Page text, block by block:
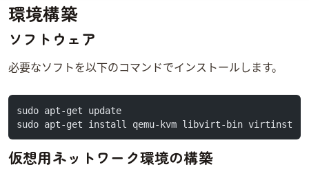
環境構築
ソフトウェア
必要なソフトを以下のコマンドでインストールします。
sudo apt-get update
sudo apt-get install qemu-kvm libvirt-bin virtinst
仮想用ネットワーク環境の構築